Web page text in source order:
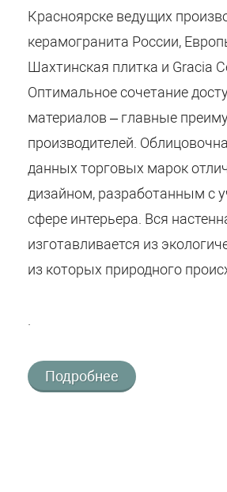
Красноярске ведущих
керамогранита России,
Шахтинская плитка и Gracia
Оптимальное сочетание
материалов – главные
производителей.
данных торговых марок
дизайном, разработанным с
сфере интерьера. Вся
изготавливается из
из которых природного
Подробнее